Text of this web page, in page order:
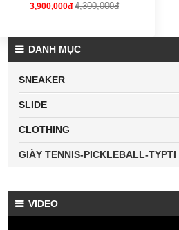
3,900,000đ 4,300,000đ
DANH MỤC
SNEAKER
SLIDE
CLOTHING
GIÀY TENNIS-PICKLEBALL-TYPTI
VIDEO